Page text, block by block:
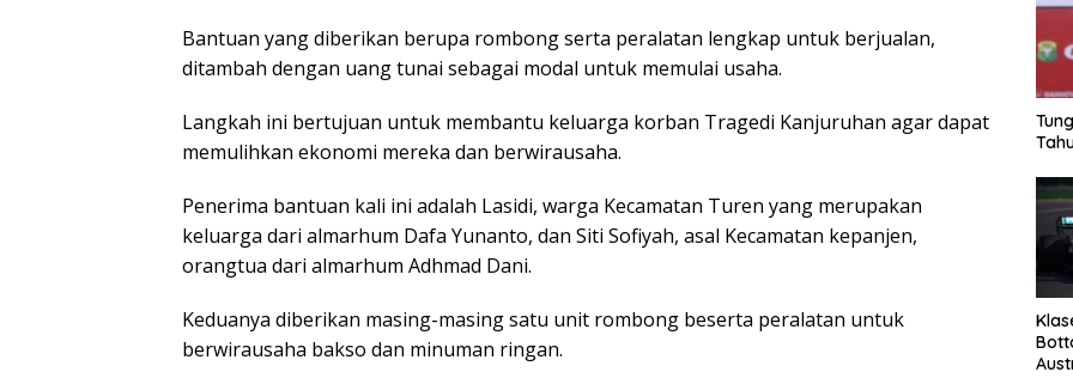
Bantuan yang diberikan berupa rombong serta peralatan lengkap untuk berjualan,
ditambah dengan uang tunai sebagai modal untuk memulai usaha.
Langkah ini bertujuan untuk membantu keluarga korban Tragedi Kanjuruhan agar dapat
memulihkan ekonomi mereka dan berwirausaha.
Penerima bantuan kali ini adalah Lasidi, warga Kecamatan Turen yang merupakan
keluarga dari almarhum Dafa Yunanto, dan Siti Sofiyah, asal Kecamatan kepanjen,
orangtua dari almarhum Adhmad Dani.
Keduanya diberikan masing-masing satu unit rombong beserta peralatan untuk
berwirausaha bakso dan minuman ringan.